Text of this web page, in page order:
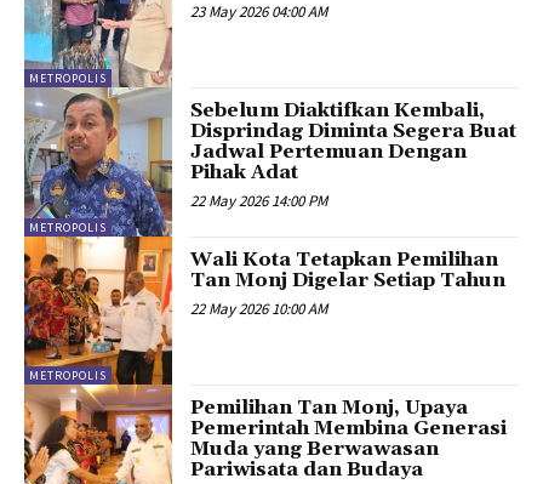
METROPOLIS
23 May 2026 04:00 AM
METROPOLIS
Sebelum Diaktifkan Kembali,
Disprindag Diminta Segera Buat
Jadwal Pertemuan Dengan
Pihak Adat
22 May 2026 14:00 PM
METROPOLIS
Wali Kota Tetapkan Pemilihan
Tan Monj Digelar Setiap Tahun
22 May 2026 10:00 AM
Pemilihan Tan Monj, Upaya
Pemerintah Membina Generasi
Muda yang Berwawasan
Pariwisata dan Budaya